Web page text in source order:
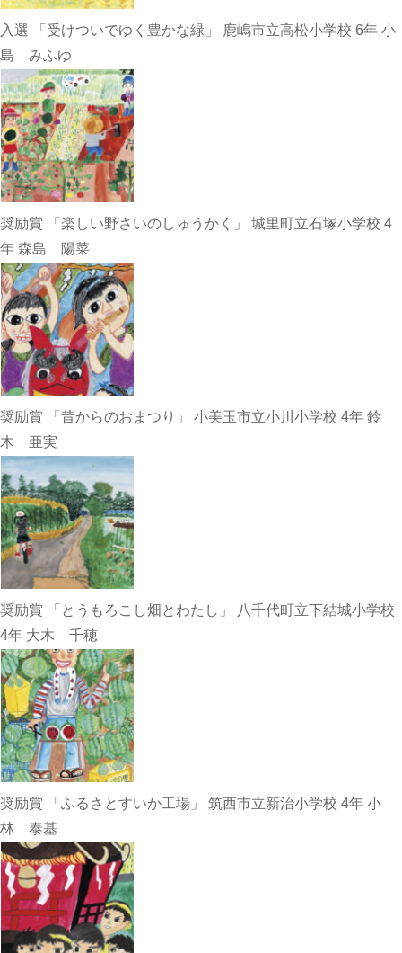
入選 「受けついでゆく豊かな緑」 鹿嶋市立高松小学校 6年 小
島 みふゆ
奨励賞 「楽しい野さいのしゅうかく」 城里町立石塚小学校 4
年 森島 陽菜
奨励賞 「昔からのおまつり」 小美玉市立小川小学校 4年 鈴
木 亜実
奨励賞 「とうもろこし畑とわたし」 八千代町立下結城小学校
4年 大木 千穂
奨励賞 「ふるさとすいか工場」 筑西市立新治小学校 4年 小
林 泰基